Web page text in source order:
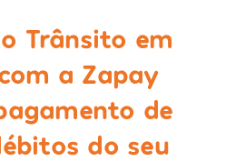
Trânsito em
a Zapay
de
do seu